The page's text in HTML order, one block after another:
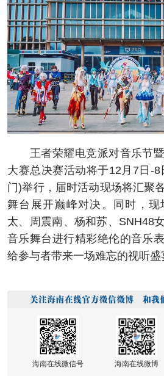
王者荣耀电竞派对音乐节暨
大赛总决赛活动将于12月7日-
门)举行，届时活动现场将汇聚
舞台展开巅峰对决。同时，
太、周震南、杨和苏、SNH48
音乐舞台进行精彩绝伦的音乐
给参与者带来一场难忘的视听盛
海南在线微信号 海南在线微博